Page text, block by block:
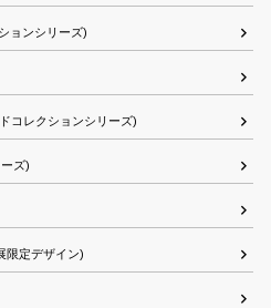
ョンシリーズ)
コレクションシリーズ)
ズ)
限定デザイン)